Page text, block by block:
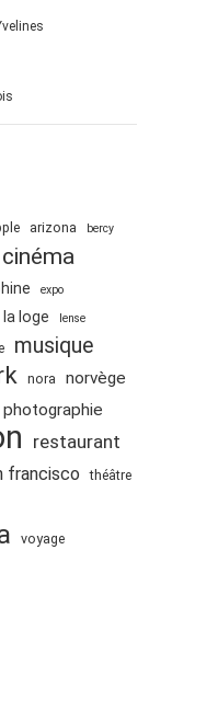
arizona bercy
cinéma
expo
la loge lense
musique
nora norvège
photographie
restaurant
francisco théâtre
voyage